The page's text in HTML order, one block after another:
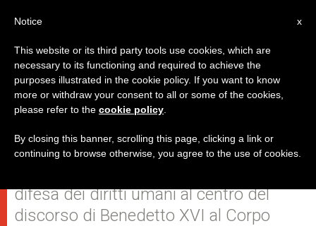
La pace non è un'utopia, ma dono
di Dio e volontà dell'uomo
difesa dei diritti umani al centro del
discorso di Benedetto XVI al Corpo
x
Notice
This website or its third party tools use cookies, which are
necessary to its functioning and required to achieve the
purposes illustrated in the cookie policy. If you want to know
more or withdraw your consent to all or some of the cookies,
please refer to the cookie policy
By closing this banner, scrolling this page, clicking a link or
continuing to browse otherwise, you agree to the use of cookies.